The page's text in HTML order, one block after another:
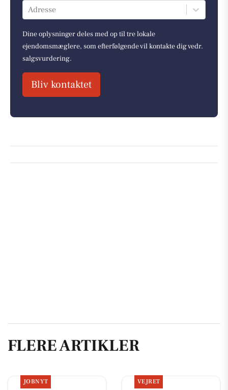
Adresse
Dine oplysninger deles med op til tre lokale
ejendomsmæglere, som efterfølgende vil kontakte dig vedr.
salgsvurdering.
Bliv kontaktet
FLERE ARTIKLER
JOBNYT VEJRET